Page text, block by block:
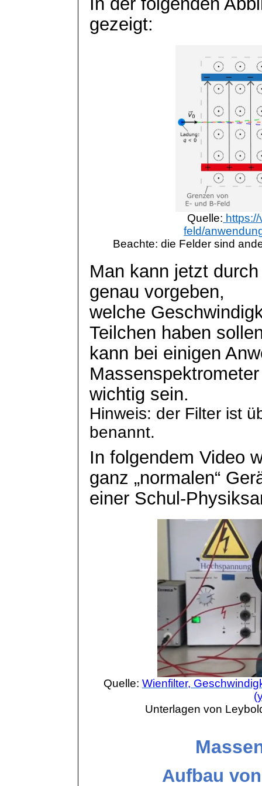
gezeigt:
Quelle:
feld/
Beachte: die Felder sind
Man kann jetzt
genau vorgeben,
welche
Teilchen haben
kann bei einigen
Massenspektrometer
wichtig sein.
Hinweis: der Filter ist
benannt.
In folgendem Video
ganz „normalen“
einer Schul-
Quelle: Wienfilter,
Unterlagen von
Aufbau